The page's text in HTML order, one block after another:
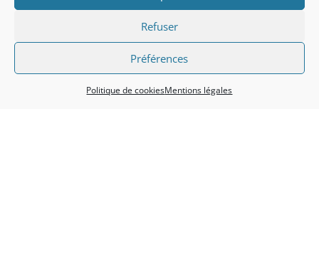
Refuser
Préférences
Politique de cookiesMentions légales